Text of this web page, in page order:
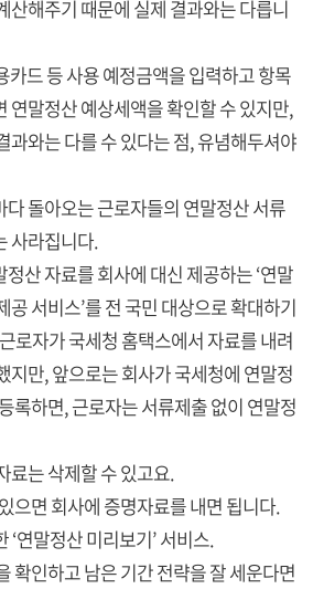
산해주기 때문에 실제 결과와는 다릅니
카드 등 사용 예정금액을 입력하고 항목
연말정산 예상세액을 확인할 수 있지만,
과와는 다를 수 있다는 점, 유념해두셔야
다 돌아오는 근로자들의 연말정산 서류
사라집니다.
산 자료를 회사에 대신 제공하는 ‘연말
공 서비스’를 전 국민 대상으로 확대하기
로자가 국세청 홈택스에서 자료를 내려
지만, 앞으로는 회사가 국세청에 연말정
록하면, 근로자는 서류제출 없이 연말정
료는 삭제할 수 있고요.
으면 회사에 증명자료를 내면 됩니다.
‘연말정산 미리보기’ 서비스.
확인하고 남은 기간 전략을 잘 세운다면